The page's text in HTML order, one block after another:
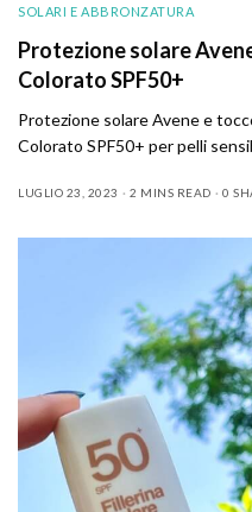
SOLARI E ABBRONZATURA
Protezione solare
Colorato SPF50+
Protezione solare Avene e
Colorato SPF50+ per pelli
LUGLIO 23, 2023 2 MINS READ 0